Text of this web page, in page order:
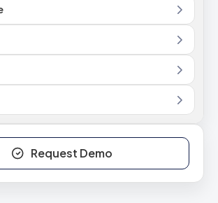
Request Demo